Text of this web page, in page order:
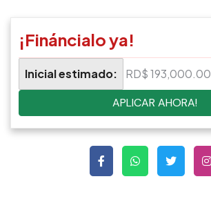
¡Fináncialo ya!
Inicial estimado:
RD$ 193,000.00
APLICAR AHORA!